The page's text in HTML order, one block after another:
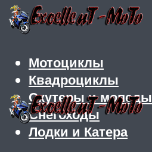
Мотоциклы
Квадроциклы
Скутеры и мопеды
Снегоходы
Лодки и Катера